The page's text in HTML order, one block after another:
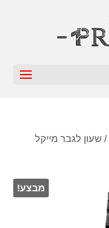
/ שעון לגבר מייקל
מבצע!